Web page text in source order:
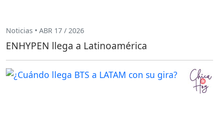
Noticias • ABR 17 / 2026
ENHYPEN llega a Latinoamérica